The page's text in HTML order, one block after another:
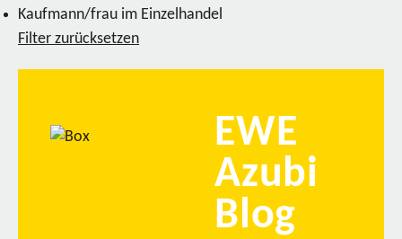
Kaufmann/frau im Einzelhandel
Filter zurücksetzen
EWE
Azubi
Blog